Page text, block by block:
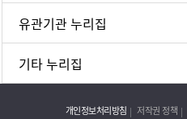
유관기관 누리집
기타 누리집
개인정보처리방침 저작권 정책